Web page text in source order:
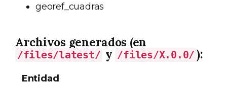
georef_cuadras
Archivos generados (en
/files/latest/ y /files/X.0.0/ ):
Entidad